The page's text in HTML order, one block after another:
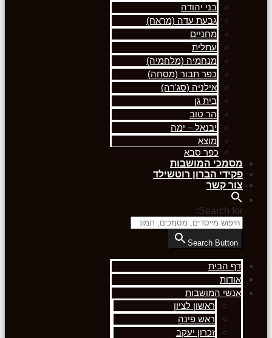
בני יהודה
גבעת עדה (מראח)
מחניים
עתלית
מנחמיה (מלחמיה)
כפר תבור (מסחה)
אילניה (סג'רה)
בית גן
הר טוב
יבנאל – ימה
מוצא
כפר סבא
מסמכי המושבות
פקידי הברון רוטשילד
צור קשר
Search for:
Search Button
דף הבית
אודות
אנשי המושבות
ראשון לציון
ראש פינה
זכרון יעקב